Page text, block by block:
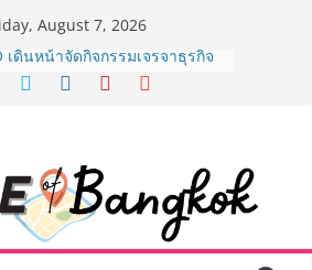
August 7, 2026
เดินหน้าจัดกิจกรรมเจรจาธุรกิจ
TRADE CONNECT 2026” ยก
ไม้ประดิษฐ์ พวงมาลัย และสังฆ
บวงจร ขอเชิญเลือกซื้อมาลัย
งขวัญต้อนรับวันแม่ เปิดให้
รทุกวันตลอด 24 ชั่วโมง
Yinghao School เผยวิสัย